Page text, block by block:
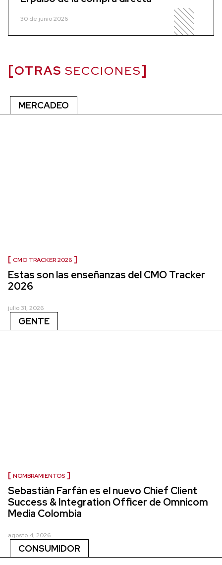
30 de junio 2026
OTRAS SECCIONES
MERCADEO
CMO TRACKER 2026
Estas son las enseñanzas del CMO Tracker
2026
julio 31, 2026
GENTE
NOMBRAMIENTOS
Sebastián Farfán es el nuevo Chief Client
Success & Integration Officer de Omnicom
Media Colombia
agosto 4, 2026
CONSUMIDOR